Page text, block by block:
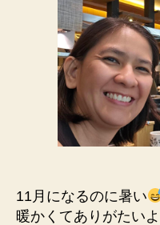
再
会
♪
＆
11
月
の
ス
ケ
ー
ル
11月になるのに暑い
暖かくてありがたい